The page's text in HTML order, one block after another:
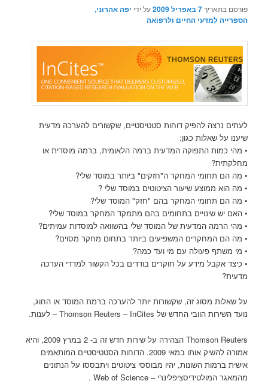
פורסם בתאריך7 באפריל 2009 על ידי יפה אהרוני,
הספרייה למדעי החיים ולרפואה
לעתים נרצה להפיק דוחות סטטיסטיים, שקשורים להערכה מדעית
שיענו על שאלות כגון:
• מהי כמות התפוקה המדעית ברמה הלאומית, ברמה מוסדית או
מחלקתית?
• מה הם תחומי המחקר ה"חזקים" ביותר במוסד שלי?
• מה הוא ממוצע שיעור הציטוטים במוסד שלי ?
• מה הם תחומי המחקר בהם "חזק" המוסד שלי?
• האם יש שינויים בתחומים בהם מתמקד המחקר במוסד שלי?
• מהי הרמה המדעית של המוסד שלי בהשוואה למוסדות עמיתים?
• מה הם המחקרים המשפיעים ביותר בתחום מחקר מסוים?
• מי משתף פעולה עם מי ועד כמה?
• כיצד אקבל מידע על חוקרים בודדים בכל הקשור למדדי הערכה
מדעית?
על שאלות מסוג זה, שקשורות יותר להערכה ברמת המוסד או החוג,
נועד השירות הוובי החדש של Thomson Reuters – InCites – לענות.
Thomson Reuters הצהירה על שירות חדש זה ב- 2 במרץ 2009, והיא
אמורה להשיק אותו במאי 2009. הדוחות הסטטיסטיים המותאמים
אישית ברמות השונות, יהיו מבוססי ציטוטים ויתבססו על הנתונים
מהמאגר המולטידיסציפלינרי – Web of Science .